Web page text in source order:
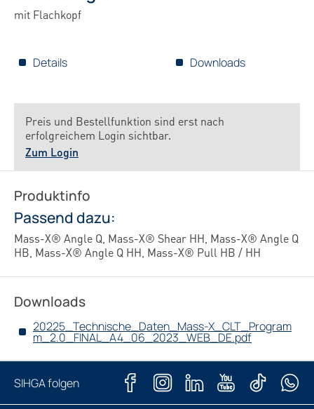
mit Flachkopf
Details Downloads
Preis und Bestellfunktion sind erst nach
erfolgreichem Login sichtbar.
Zum Login
Produktinfo
Passend dazu:
Mass-X® Angle Q, Mass-X® Shear HH, Mass-X® Angle Q
HB, Mass-X® Angle Q HH, Mass-X® Pull HB / HH
Downloads
20225_Technische_Daten_Mass-X_CLT_Program
m_2.0_FINAL_A4_06_2023_WEB_DE.pdf
SIHGA folgen